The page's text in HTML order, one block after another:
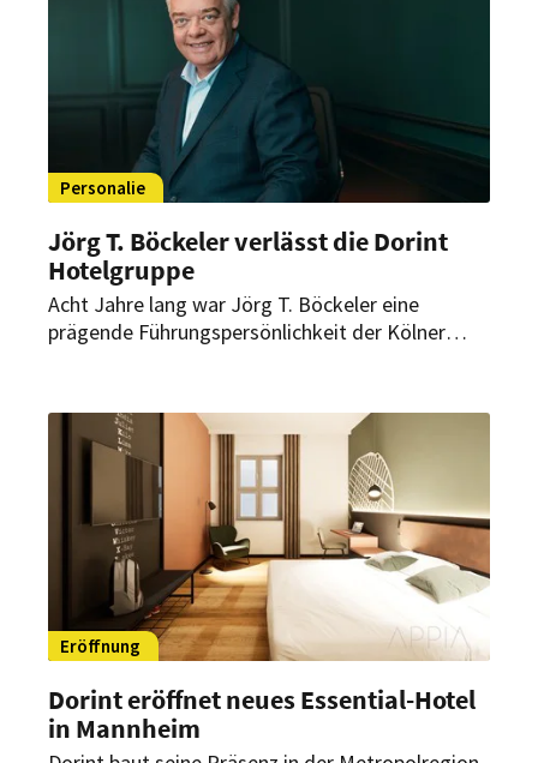
Personalie
Jörg T. Böckeler verlässt die Dorint
Hotelgruppe
Acht Jahre lang war Jörg T. Böckeler eine
prägende Führungspersönlichkeit der Kölner
durch die Coronapandemie. Jetzt verlässt der
CEO den Konzern.
Eröffnung
Dorint eröffnet neues Essential-Hotel
in Mannheim